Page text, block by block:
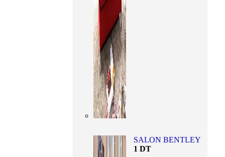
SALON BENTLEY
1 DT